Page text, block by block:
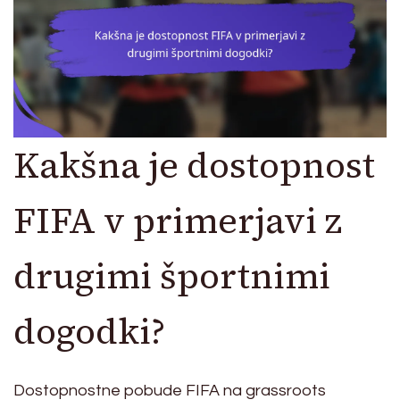
Kakšna je dostopnost
FIFA v primerjavi z
drugimi športnimi
dogodki?
Dostopnostne pobude FIFA na grassroots